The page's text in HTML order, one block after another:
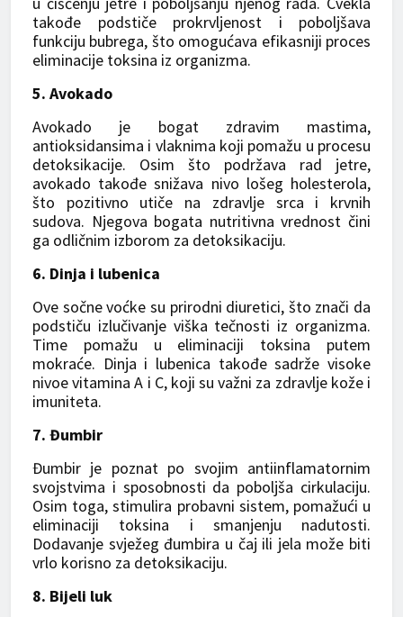
takođe podstiče prokrvljenost i poboljšava
funkciju bubrega, što omogućava efikasniji proces
eliminacije toksina iz organizma.
5. Avokado
Avokado je bogat zdravim mastima,
antioksidansima i vlaknima koji pomažu u procesu
detoksikacije. Osim što podržava rad jetre,
avokado takođe snižava nivo lošeg holesterola,
što pozitivno utiče na zdravlje srca i krvnih
sudova. Njegova bogata nutritivna vrednost čini
ga odličnim izborom za detoksikaciju.
6. Dinja i lubenica
Ove sočne voćke su prirodni diuretici, što znači da
podstiču izlučivanje viška tečnosti iz organizma.
Time pomažu u eliminaciji toksina putem
mokraće. Dinja i lubenica takođe sadrže visoke
nivoe vitamina A i C, koji su važni za zdravlje kože i
imuniteta.
7. Đumbir
Đumbir je poznat po svojim antiinflamatornim
svojstvima i sposobnosti da poboljša cirkulaciju.
Osim toga, stimulira probavni sistem, pomažući u
eliminaciji toksina i smanjenju nadutosti.
Dodavanje svježeg đumbira u čaj ili jela može biti
vrlo korisno za detoksikaciju.
8. Bijeli luk